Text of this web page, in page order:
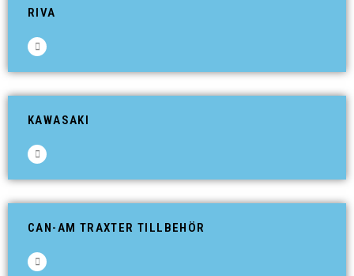
RIVA
KAWASAKI
CAN-AM TRAXTER TILLBEHÖR